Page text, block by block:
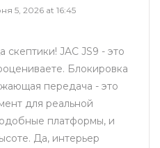
5, 2026 at 16:45
JAC JS9 - это
Блокировка
передача - это
для реальной
платформы, и
Да, интерьер